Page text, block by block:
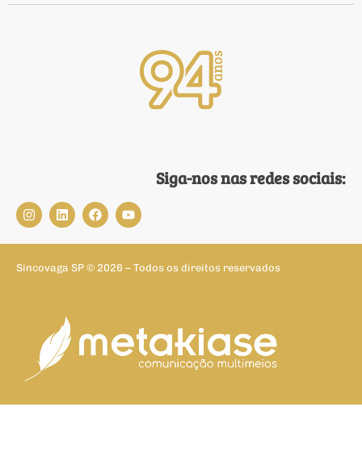
Siga-nos nas redes sociais:
Sincovaga SP © 2026 – Todos os direitos reservados